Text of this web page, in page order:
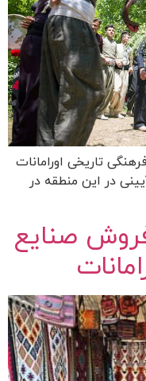
تاریخی اورامانات
در این منطقه در
صنایع